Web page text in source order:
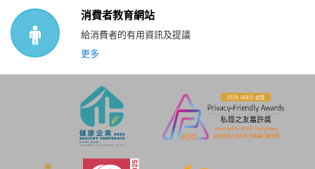
消費者教育網站
給消費者的有用資訊及提議
更多